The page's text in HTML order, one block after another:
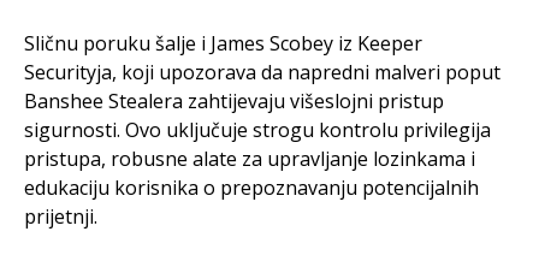
Sličnu poruku šalje i James Scobey iz Keeper
Securityja, koji upozorava da napredni malveri poput
Banshee Stealera zahtijevaju višeslojni pristup
sigurnosti. Ovo uključuje strogu kontrolu privilegija
pristupa, robusne alate za upravljanje lozinkama i
edukaciju korisnika o prepoznavanju potencijalnih
prijetnji.